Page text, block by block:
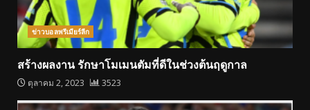
ข่าวบอลพรีเมียร์ลีก
สร้างผลงาน รักษาโมเมนตัมที่ดีในช่วงต้นฤดูกาล
ตุลาคม 2, 2023 3523